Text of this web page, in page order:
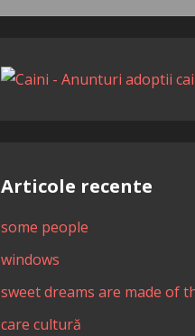
Articole recente
some people
windows
sweet dreams are made of
care cultură